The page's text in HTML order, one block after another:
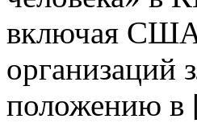
включая США
организаций
положению